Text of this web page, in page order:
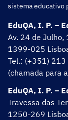
sistema educativo
EduQA, I. P. –
Av. 24 de Julho,
1399-025
Tel.: (+351)
(chamada para
EduQA, I. P. –
Travessa das
1250-269